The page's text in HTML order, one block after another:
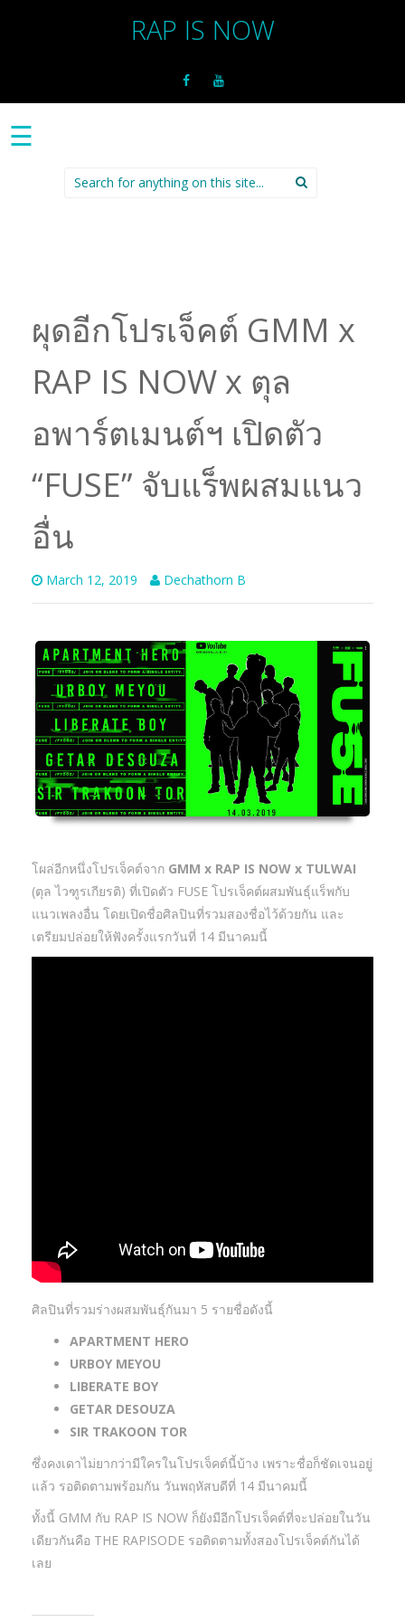
RAP IS NOW
☰
Search
for:
ผุดอีกโปรเจ็คต์ GMM x
RAP IS NOW x ตุล
อพาร์ตเมนต์ฯ เปิดตัว
“FUSE” จับแร็พผสมแนว
อื่น
March 12, 2019 Dechathorn B
โผล่อีกหนึ่งโปรเจ็คต์จาก GMM x RAP IS NOW x TULWAI
(ตุล ไวฑูรเกียรติ) ที่เปิดตัว FUSE โปรเจ็คต์ผสมพันธุ์แร็พกับ
แนวเพลงอื่น โดยเปิดชื่อศิลปินที่รวมสองชื่อไว้ด้วยกัน และ
เตรียมปล่อยให้ฟังครั้งแรกวันที่ 14 มีนาคมนี้
ศิลปินที่รวมร่างผสมพันธุ์กันมา 5 รายชื่อดังนี้
APARTMENT HERO
URBOY MEYOU
LIBERATE BOY
GETAR DESOUZA
SIR TRAKOON TOR
ซึ่งคงเดาไม่ยากว่ามีใครในโปรเจ็คต์นี้บ้าง เพราะชื่อก็ชัดเจนอยู่
แล้ว รอติดตามพร้อมกัน วันพฤหัสบดีที่ 14 มีนาคมนี้
ทั้งนี้ GMM กับ RAP IS NOW ก็ยังมีอีกโปรเจ็คต์ที่จะปล่อยในวัน
เดียวกันคือ THE RAPISODE รอติดตามทั้งสองโปรเจ็คต์กันได้
เลย